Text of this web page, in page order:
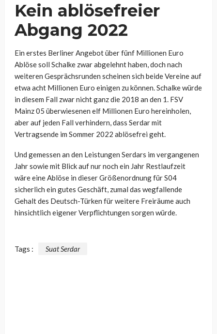
Kein ablösefreier
Abgang 2022
Ein erstes Berliner Angebot über fünf Millionen Euro
Ablöse soll Schalke zwar abgelehnt haben, doch nach
weiteren Gesprächsrunden scheinen sich beide Vereine auf
etwa acht Millionen Euro einigen zu können. Schalke würde
in diesem Fall zwar nicht ganz die 2018 an den 1. FSV
Mainz 05 überwiesenen elf Millionen Euro hereinholen,
aber auf jeden Fall verhindern, dass Serdar mit
Vertragsende im Sommer 2022 ablösefrei geht.
Und gemessen an den Leistungen Serdars im vergangenen
Jahr sowie mit Blick auf nur noch ein Jahr Restlaufzeit
wäre eine Ablöse in dieser Größenordnung für S04
sicherlich ein gutes Geschäft, zumal das wegfallende
Gehalt des Deutsch-Türken für weitere Freiräume auch
hinsichtlich eigener Verpflichtungen sorgen würde.
Tags : Suat Serdar